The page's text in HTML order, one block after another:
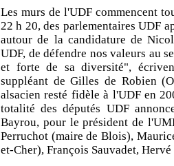
Les murs de l'UDF commencent
22 h 20, des parlementaires UDF
autour de la candidature de
UDF, de défendre nos valeurs au
et forte de sa diversité",
suppléant de Gilles de Robien
alsacien resté fidèle à l'UDF en
totalité des députés UDF
Bayrou, pour le président de
Perruchot (maire de Blois),
et-Cher), François Sauvadet,